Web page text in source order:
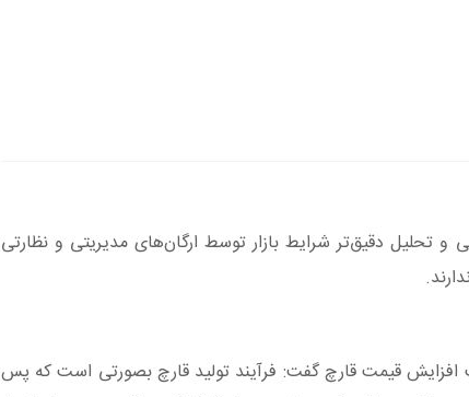
دقیق‌تر شرایط بازار توسط ارگان‌های مدیریتی و نظارتی
افزایش قیمت قارچ گفت: فرآیند تولید قارچ بصورتی است که پس